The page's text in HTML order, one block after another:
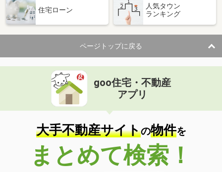
住宅ローン
人気タウン
ランキング
ページトップに戻る
goo住宅・不動産
アプリ
大手不動産サイトの物件を
まとめて検索！